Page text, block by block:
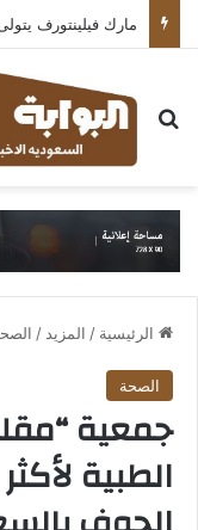
بحث عن
الرئيسية / المزيد /
الصحة
جمعية